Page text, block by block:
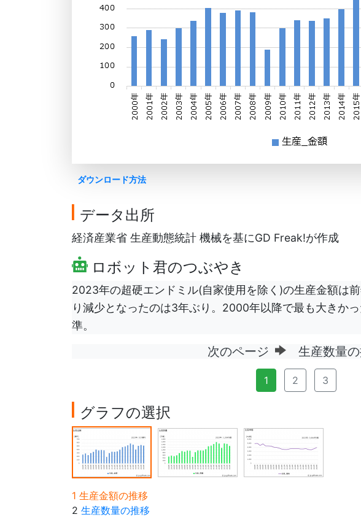
ダウンロード方法
データ出所
経済産業省 生産動態統計 機械を基にGD Freak!が作成
ロボット君のつぶやき
2023年の超硬エンドミル(自家使用を除く)の生産金額は
り減少となったのは3年ぶり。2000年以降で最も大きか
準。
次のページ 生産数量の
1 2 3
グラフの選択
1 生産金額の推移
2 生産数量の推移